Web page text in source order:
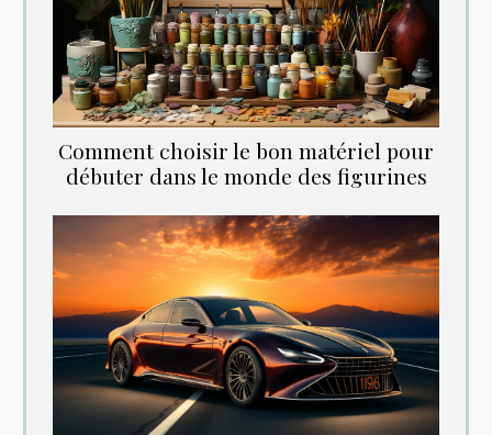
Comment choisir le bon matériel pour
débuter dans le monde des figurines